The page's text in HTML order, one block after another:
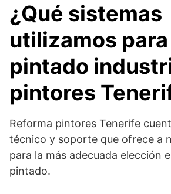
¿Qué sistemas
utilizamos
pintado
pintores
Reforma pintores Tenerife
técnico y soporte que ofrece a
para la más adecuada elección
pintado.